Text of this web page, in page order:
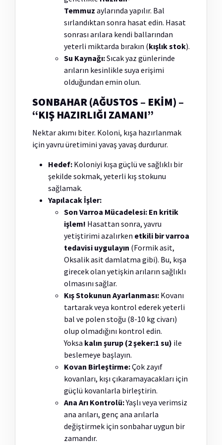
Temmuz aylarında yapılır. Bal
sırlandıktan sonra hasat edin. Hasat
sonrası arılara kendi ballarından
yeterli miktarda bırakın (kışlık stok).
Su Kaynağı:Sıcak yaz günlerinde
arıların kesinlikle suya erişimi
olduğundan emin olun.
SONBAHAR (AĞUSTOS – EKİM) –
“KIŞ HAZIRLIĞI ZAMANI”
Nektar akımı biter. Koloni, kışa hazırlanmak
için yavru üretimini yavaş yavaş durdurur.
Hedef: Koloniyi kışa güçlü ve sağlıklı bir
şekilde sokmak, yeterli kış stokunu
sağlamak.
Yapılacak İşler:
Son Varroa Mücadelesi: En kritik
işlem! Hasattan sonra, yavru
yetiştirimi azalırken etkili bir varroa
tedavisi uygulayın (Formik asit,
Oksalik asit damlatma gibi). Bu, kışa
girecek olan yetişkin arıların sağlıklı
olmasını sağlar.
Kış Stokunun Ayarlanması: Kovanı
tartarak veya kontrol ederek yeterli
bal ve polen stoğu (8-10 kg civarı)
olup olmadığını kontrol edin.
Yoksa kalın şurup (2 şeker:1 su) ile
beslemeye başlayın.
Kovan Birleştirme:Çok zayıf
kovanları, kışı çıkaramayacakları için
güçlü kovanlarla birleştirin.
Ana Arı Kontrolü:Yaşlı veya verimsiz
ana arıları, genç ana arılarla
değiştirmek için sonbahar uygun bir
zamandır.